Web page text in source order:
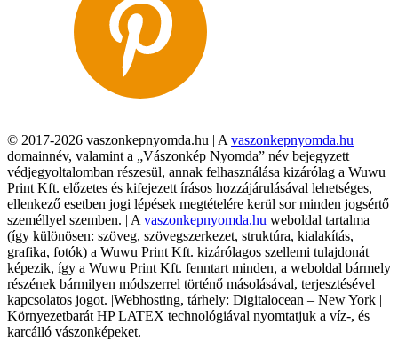
© 2017-2026 vaszonkepnyomda.hu | A vaszonkepnyomda.hu
domainnév, valamint a „Vászonkép Nyomda” név bejegyzett
védjegyoltalomban részesül, annak felhasználása kizárólag a Wuwu
Print Kft. előzetes és kifejezett írásos hozzájárulásával lehetséges,
ellenkező esetben jogi lépések megtételére kerül sor minden jogsértő
személlyel szemben. | A vaszonkepnyomda.hu weboldal tartalma
(így különösen: szöveg, szövegszerkezet, struktúra, kialakítás,
grafika, fotók) a Wuwu Print Kft. kizárólagos szellemi tulajdonát
képezik, így a Wuwu Print Kft. fenntart minden, a weboldal bármely
részének bármilyen módszerrel történő másolásával, terjesztésével
kapcsolatos jogot. |Webhosting, tárhely: Digitalocean – New York |
Környezetbarát HP LATEX technológiával nyomtatjuk a víz-, és
karcálló vászonképeket.